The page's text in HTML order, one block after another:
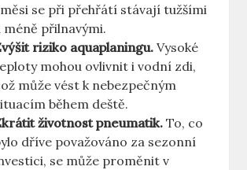
se při přehřátí stávají tužšími
méně přilnavými.
riziko aquaplaningu. Vysoké
mohou ovlivnit i vodní zdi,
může vést k nebezpečným
během deště.
životnost pneumatik. To, co
dříve považováno za sezonní
se může proměnit v